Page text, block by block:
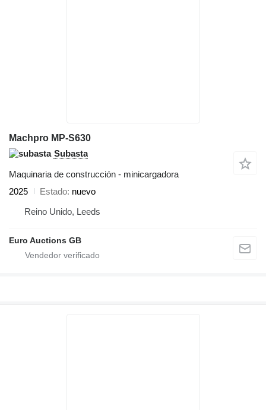
Machpro MP-S630
Subasta
Maquinaria de construcción - minicargadora
2025
Estado nuevo
Reino Unido, Leeds
Euro Auctions GB